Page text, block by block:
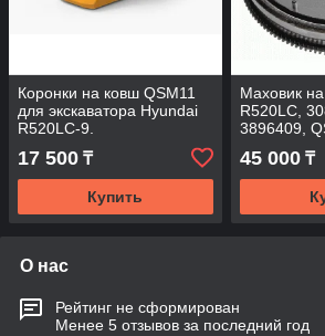
Коронки на ковш QSM11
для экскаватора Hyundai
R520LC-9.
17 500 ₸
Купить
Маховик
R520LC,
3896409,
45 000₸
О нас
Рейтинг не сформирован
Менее 5 отзывов за последний год